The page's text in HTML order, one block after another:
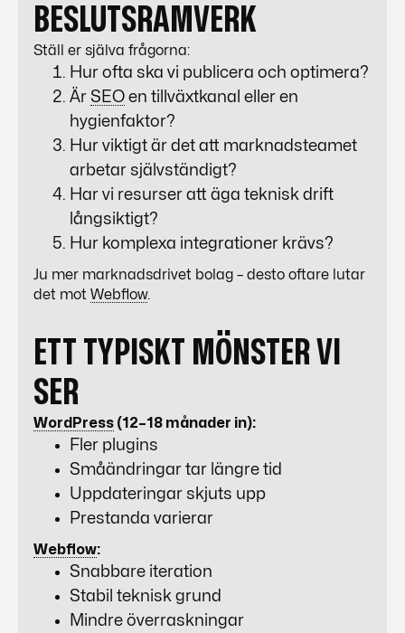
BESLUTSRAMVERK
Ställ er själva frågorna:
Hur ofta ska vi publicera och optimera?
Är SEO en tillväxtkanal eller en
hygienfaktor?
Hur viktigt är det att marknadsteamet
arbetar självständigt?
Har vi resurser att äga teknisk drift
långsiktigt?
Hur komplexa integrationer krävs?
Ju mer marknadsdrivet bolag – desto oftare lutar
det mot Webflow.
ETT TYPISKT MÖNSTER VI
SER
WordPress (12–18 månader in):
Fler plugins
Småändringar tar längre tid
Uppdateringar skjuts upp
Prestanda varierar
Webflow:
Snabbare iteration
Stabil teknisk grund
Mindre överraskningar